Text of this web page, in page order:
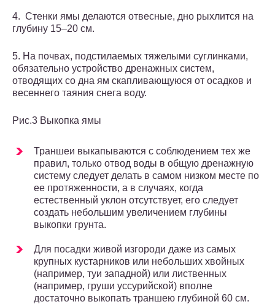
4. Стенки ямы делаются отвесные, дно рыхлится на
глубину 15–20 см.
5. На почвах, подстилаемых тяжелыми суглинками,
обязательно устройство дренажных систем,
отводящих со дна ям скапливающуюся от осадков и
весеннего таяния снега воду.
Рис.3 Выкопка ямы
Траншеи выкапываются с соблюдением тех же
правил, только отвод воды в общую дренажную
систему следует делать в самом низком месте по
ее протяженности, а в случаях, когда
естественный уклон отсутствует, его следует
создать небольшим увеличением глубины
выкопки грунта.
Для посадки живой изгороди даже из самых
крупных кустарников или небольших хвойных
(например, туи западной) или лиственных
(например, груши уссурийской) вполне
достаточно выкопать траншею глубиной 60 см.